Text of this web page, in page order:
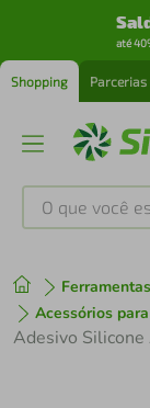
até
Shopping Parcerias
O que você
Acessórios
1º tenis